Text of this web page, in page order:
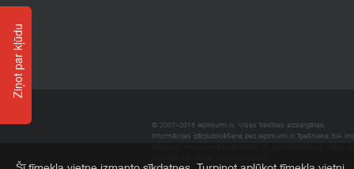
© 2007–2018 Iepirkumi.lv. Visas tiesības aizsargātas.
Informācijas pārpublicēšana bez iepirkumi.lv īpašnieka SIA
Ziņot par kļūdu